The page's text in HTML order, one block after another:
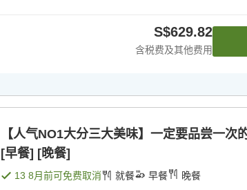
S$629.82
含税费及其他费用
【人气NO1大分三大美味】一定要品尝一
[早餐] [晚餐]
13 8月前可免费取消 就餐 早餐 晚餐